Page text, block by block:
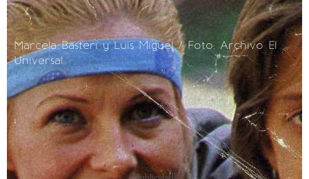
Marcela Basteri y Luis Miguel / Foto: Archivo El
Universal